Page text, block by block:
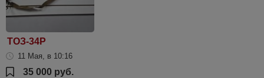
ТОЗ-34Р
11 Мая, в 10:16
35 000 руб.